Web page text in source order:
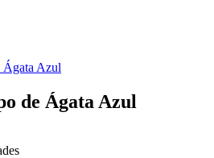
Ágata Azul
de Ágata Azul